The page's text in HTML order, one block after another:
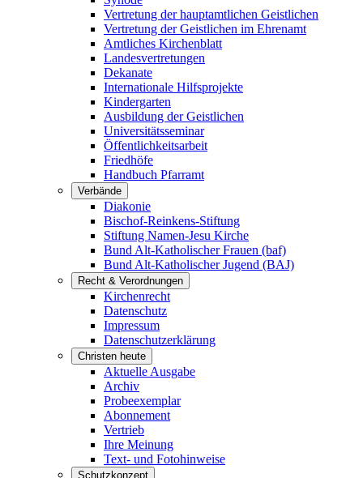
Vertretung der hauptamtlichen Geistlichen
Vertretung der Geistlichen im Ehrenamt
Amtliches Kirchenblatt
Landesvertretungen
Dekanate
Internationale Hilfsprojekte
Kindergarten
Ausbildung der Geistlichen
Universitätsseminar
Öffentlichkeitsarbeit
Friedhöfe
Handbuch Pfarramt
Verbände
Diakonie
Bischof-Reinkens-Stiftung
Stiftung Namen-Jesu Kirche
Bund Alt-Katholischer Frauen (baf)
Bund Alt-Katholischer Jugend (BAJ)
Recht & Verordnungen
Kirchenrecht
Datenschutz
Impressum
Datenschutzerklärung
Christen heute
Aktuelle Ausgabe
Archiv
Probeexemplar
Abonnement
Vertrieb
Ihre Meinung
Text- und Fotohinweise
Schutzkonzept